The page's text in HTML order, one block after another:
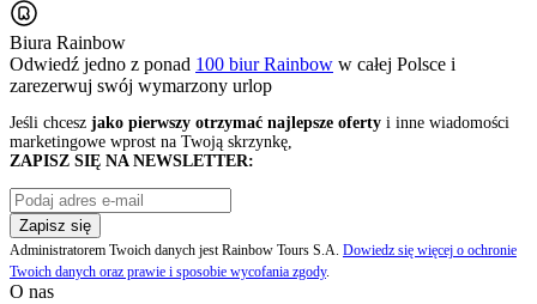
Biura Rainbow
Odwiedź jedno z ponad 100 biur Rainbow w całej Polsce i
zarezerwuj swój wymarzony urlop
Jeśli chcesz jako pierwszy otrzymać najlepsze oferty i inne wiadomości
marketingowe wprost na Twoją skrzynkę,
ZAPISZ SIĘ NA NEWSLETTER:
Zapisz się
Administratorem Twoich danych jest Rainbow Tours S.A. Dowiedz się więcej o ochronie
Twoich danych oraz prawie i sposobie wycofania zgody.
O nas